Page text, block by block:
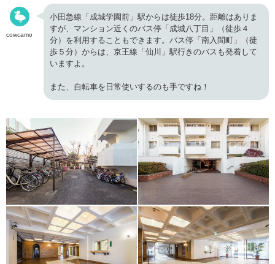
cowcamo
小田急線「成城学園前」駅からは徒歩18分。距離はありま
すが、マンション近くのバス停「成城八丁目」（徒歩４
分）を利用することもできます。バス停「南入間町」（徒
歩５分）からは、京王線「仙川」駅行きのバスも発着して
いますよ。
また、自転車を日常使いするのも手ですね！